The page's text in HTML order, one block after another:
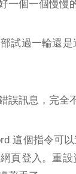
一個一個慢慢
試過一輪還
誤訊息，完全
這個指令可
頁登入。重